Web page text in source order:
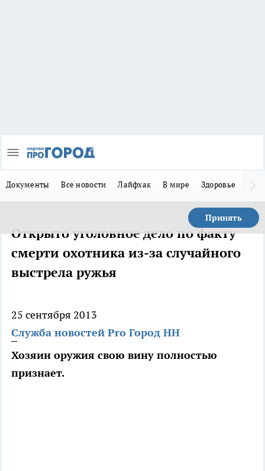
Документы Все новости Лайфхак В мире Здоровье
Принять
Открыто уголовное дело по факту
смерти охотника из-за случайного
выстрела ружья
25 сентября 2013
Служба новостей Pro Город НН
Хозяин оружия свою вину полностью
признает.